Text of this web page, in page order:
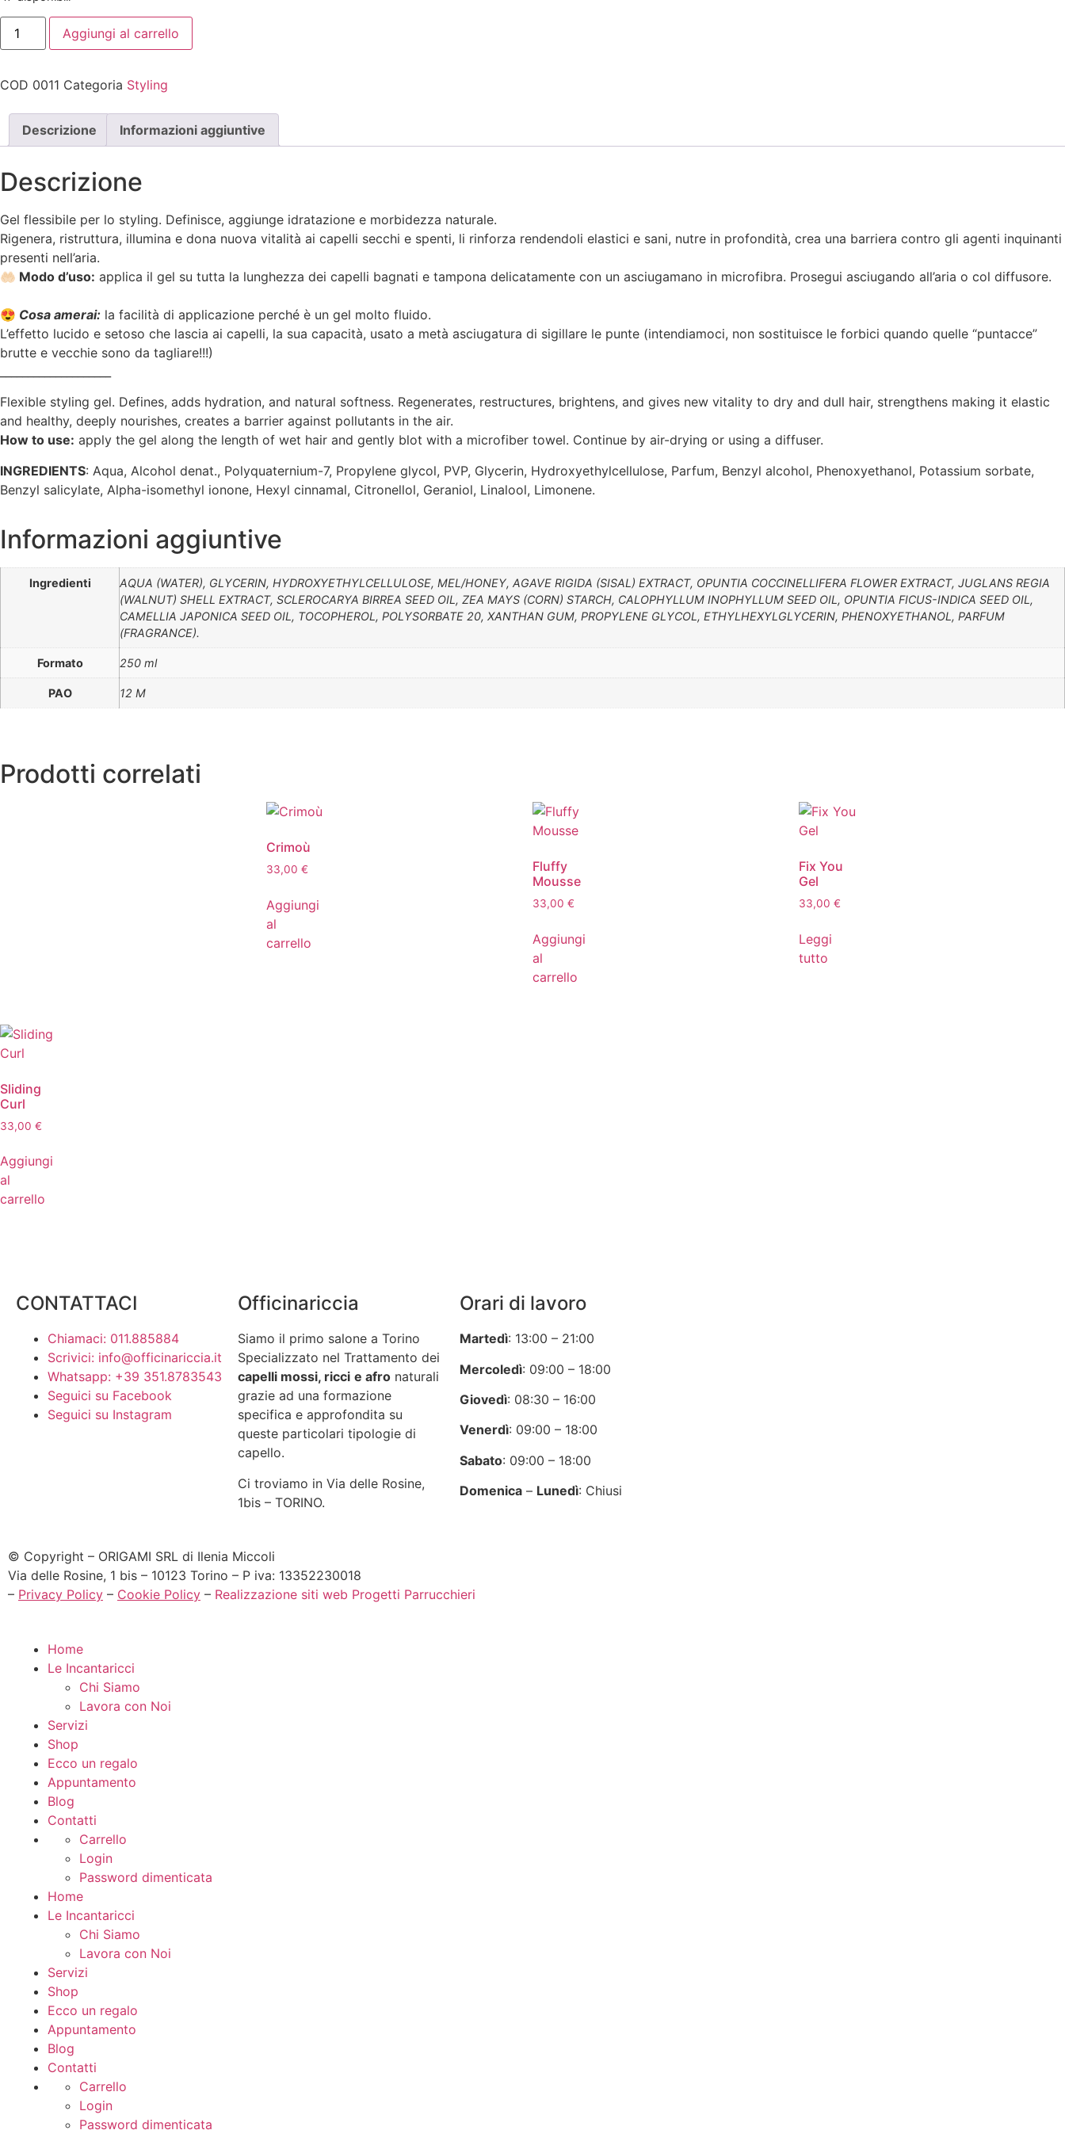
Aggiungi al carrello
COD 0011 Categoria Styling
Descrizione Informazioni aggiuntive
Descrizione
Gel flessibile per lo styling. Definisce, aggiunge idratazione e morbidezza naturale.
Rigenera, ristruttura, illumina e dona nuova vitalità ai capelli secchi e spenti, li rinforza rendendoli elastici e sani, nutre in profondità, crea una barriera contro gli agenti inquinanti
presenti nell’aria.
🤲🏻 Modo d’uso: applica il gel su tutta la lunghezza dei capelli bagnati e tampona delicatamente con un asciugamano in microfibra. Prosegui asciugando all’aria o col diffusore.
😍 Cosa amerai: la facilità di applicazione perché è un gel molto fluido.
L’effetto lucido e setoso che lascia ai capelli, la sua capacità, usato a metà asciugatura di sigillare le punte (intendiamoci, non sostituisce le forbici quando quelle “puntacce”
brutte e vecchie sono da tagliare!!!)
Flexible styling gel. Defines, adds hydration, and natural softness. Regenerates, restructures, brightens, and gives new vitality to dry and dull hair, strengthens making it elastic
and healthy, deeply nourishes, creates a barrier against pollutants in the air.
How to use: apply the gel along the length of wet hair and gently blot with a microfiber towel. Continue by air-drying or using a diffuser.
INGREDIENTS: Aqua, Alcohol denat., Polyquaternium-7, Propylene glycol, PVP, Glycerin, Hydroxyethylcellulose, Parfum, Benzyl alcohol, Phenoxyethanol, Potassium sorbate,
Benzyl salicylate, Alpha-isomethyl ionone, Hexyl cinnamal, Citronellol, Geraniol, Linalool, Limonene.
Informazioni aggiuntive
Ingredienti
AQUA (WATER), GLYCERIN, HYDROXYETHYLCELLULOSE, MEL/HONEY, AGAVE RIGIDA (SISAL) EXTRACT, OPUNTIA COCCINELLIFERA FLOWER EXTRACT, JUGLANS REGIA
(WALNUT) SHELL EXTRACT, SCLEROCARYA BIRREA SEED OIL, ZEA MAYS (CORN) STARCH, CALOPHYLLUM INOPHYLLUM SEED OIL, OPUNTIA FICUS-INDICA SEED OIL,
CAMELLIA JAPONICA SEED OIL, TOCOPHEROL, POLYSORBATE 20, XANTHAN GUM, PROPYLENE GLYCOL, ETHYLHEXYLGLYCERIN, PHENOXYETHANOL, PARFUM
(FRAGRANCE).
Formato 250 ml
PAO 12 M
Prodotti correlati
Crimoù
33,00 €
Aggiungi
al
carrello
Fluffy
Mousse
33,00 €
Aggiungi
al
carrello
Fix You
Gel
33,00 €
Leggi
tutto
Sliding
Curl
33,00 €
Aggiungi
al
carrello
CONTATTACI
Chiamaci: 011.885884
Scrivici: info@officinariccia.it
Whatsapp: +39 351.8783543
Seguici su Facebook
Seguici su Instagram
Officinariccia
Siamo il primo salone a Torino
Specializzato nel Trattamento dei
capelli mossi, ricci e afro naturali
grazie ad una formazione
specifica e approfondita su
queste particolari tipologie di
capello.
Ci troviamo in Via delle Rosine,
1bis – TORINO.
Orari di lavoro
Martedì: 13:00 – 21:00
Mercoledì: 09:00 – 18:00
Giovedì: 08:30 – 16:00
Venerdì: 09:00 – 18:00
Sabato: 09:00 – 18:00
Domenica – Lunedì: Chiusi
© Copyright – ORIGAMI SRL di Ilenia Miccoli
Via delle Rosine, 1 bis – 10123 Torino – P iva: 13352230018
– Privacy Policy – Cookie Policy – Realizzazione siti web Progetti Parrucchieri
Home
Le Incantaricci
Chi Siamo
Lavora con Noi
Servizi
Shop
Ecco un regalo
Appuntamento
Blog
Contatti
Carrello
Login
Password dimenticata
Home
Le Incantaricci
Chi Siamo
Lavora con Noi
Servizi
Shop
Ecco un regalo
Appuntamento
Blog
Contatti
Carrello
Login
Password dimenticata